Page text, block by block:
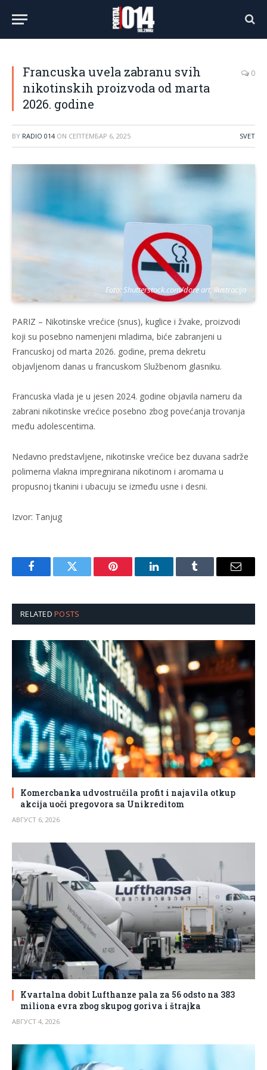
Francuska uvela zabranu svih
nikotinskih proizvoda od marta
2026. godine
0
BY RADIO 014 ON СЕПТЕМБАР 6, 2025 SVET
Foto: Shutterstock.com/dore art, ilustracija
PARIZ – Nikotinske vrećice (snus), kuglice i žvake, proizvodi
koji su posebno namenjeni mladima, biće zabranjeni u
Francuskoj od marta 2026. godine, prema dekretu
objavljenom danas u francuskom Službenom glasniku.
Francuska vlada je u jesen 2024. godine objavila nameru da
zabrani nikotinske vrećice posebno zbog povećanja trovanja
među adolescentima.
Nedavno predstavljene, nikotinske vrećice bez duvana sadrže
polimerna vlakna impregnirana nikotinom i aromama u
propusnoj tkanini i ubacuju se između usne i desni.
Izvor: Tanjug
FacebookTwitter Pinterest LinkedInTumblr Email
RELATEDPOSTS
Komercbanka udvostručila profit i najavila otkup
akcija uoči pregovora sa Unikreditom
АВГУСТ 6, 2026
Kvartalna dobit Lufthanze pala za 56 odsto na 383
miliona evra zbog skupog goriva i štrajka
АВГУСТ 4, 2026